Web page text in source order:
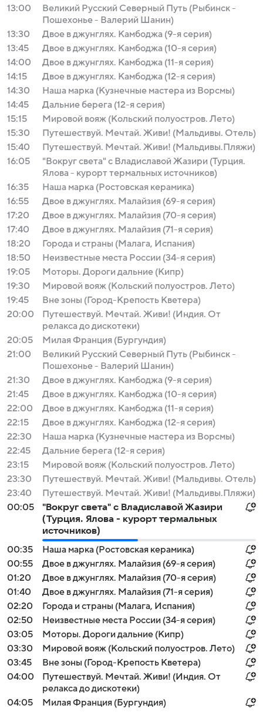
13:00
Великий Русский Северный Путь (Рыбинск -
Пошехонье - Валерий Шанин)
13:30
Двое в джунглях. Камбоджа (9-я серия)
13:45
Двое в джунглях. Камбоджа (10-я серия)
14:00
Двое в джунглях. Камбоджа (11-я серия)
14:15
Двое в джунглях. Камбоджа (12-я серия)
14:30
Наша марка (Кузнечные мастера из Ворсмы)
14:45
Дальние берега (12-я серия)
15:15
Мировой вояж (Кольский полуостров. Лето)
15:30
Путешествуй. Мечтай. Живи! (Мальдивы. Отель)
15:40
Путешествуй. Мечтай. Живи! (Мальдивы.Пляжи)
16:05
"Вокруг света" с Владиславой Жазири (Турция.
Ялова - курорт термальных источников)
16:35
Наша марка (Ростовская керамика)
16:55
Двое в джунглях. Малайзия (69-я серия)
17:20
Двое в джунглях. Малайзия (70-я серия)
17:40
Двое в джунглях. Малайзия (71-я серия)
18:20
Города и страны (Малага, Испания)
18:50
Неизвестные места России (34-я серия)
19:05
Моторы. Дороги дальние (Кипр)
19:30
Мировой вояж (Кольский полуостров. Лето)
19:45
Вне зоны (Город-Крепость Кветера)
20:00
Путешествуй. Мечтай. Живи! (Индия. От
релакса до дискотеки)
20:05
Милая Франция (Бургундия)
21:00
Великий Русский Северный Путь (Рыбинск -
Пошехонье - Валерий Шанин)
21:30
Двое в джунглях. Камбоджа (9-я серия)
21:45
Двое в джунглях. Камбоджа (10-я серия)
22:00
Двое в джунглях. Камбоджа (11-я серия)
22:15
Двое в джунглях. Камбоджа (12-я серия)
22:30
Наша марка (Кузнечные мастера из Ворсмы)
22:45
Дальние берега (12-я серия)
23:15
Мировой вояж (Кольский полуостров. Лето)
23:30
Путешествуй. Мечтай. Живи! (Мальдивы. Отель)
23:40
Путешествуй. Мечтай. Живи! (Мальдивы.Пляжи)
00:05
"Вокруг света" с Владиславой Жазири
(Турция. Ялова - курорт термальных
источников)
00:35
Наша марка (Ростовская керамика)
00:55
Двое в джунглях. Малайзия (69-я серия)
01:20
Двое в джунглях. Малайзия (70-я серия)
01:40
Двое в джунглях. Малайзия (71-я серия)
02:20
Города и страны (Малага, Испания)
02:50
Неизвестные места России (34-я серия)
03:05
Моторы. Дороги дальние (Кипр)
03:30
Мировой вояж (Кольский полуостров. Лето)
03:45
Вне зоны (Город-Крепость Кветера)
04:00
Путешествуй. Мечтай. Живи! (Индия. От
релакса до дискотеки)
04:05
Милая Франция (Бургундия)